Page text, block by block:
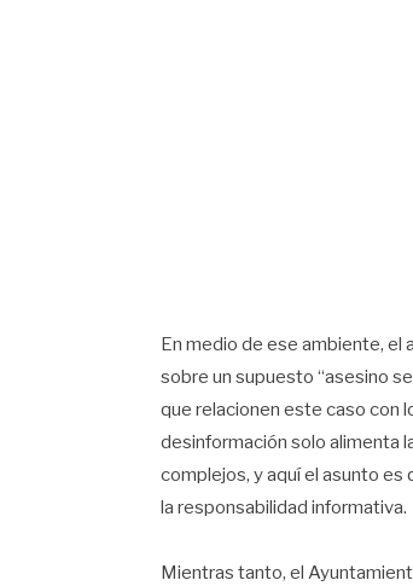
En medio de ese ambiente, el
sobre un supuesto “asesino
que relacionen este caso con
desinformación solo alimenta
complejos, y aquí el asunto
la responsabilidad informativa.
Mientras tanto, el